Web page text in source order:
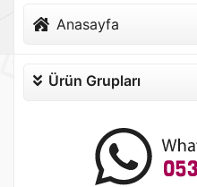
Anasayfa
Ürün Grupları